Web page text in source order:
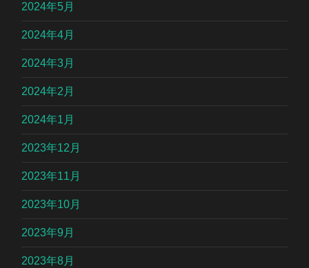
2024年5月
2024年4月
2024年3月
2024年2月
2024年1月
2023年12月
2023年11月
2023年10月
2023年9月
2023年8月